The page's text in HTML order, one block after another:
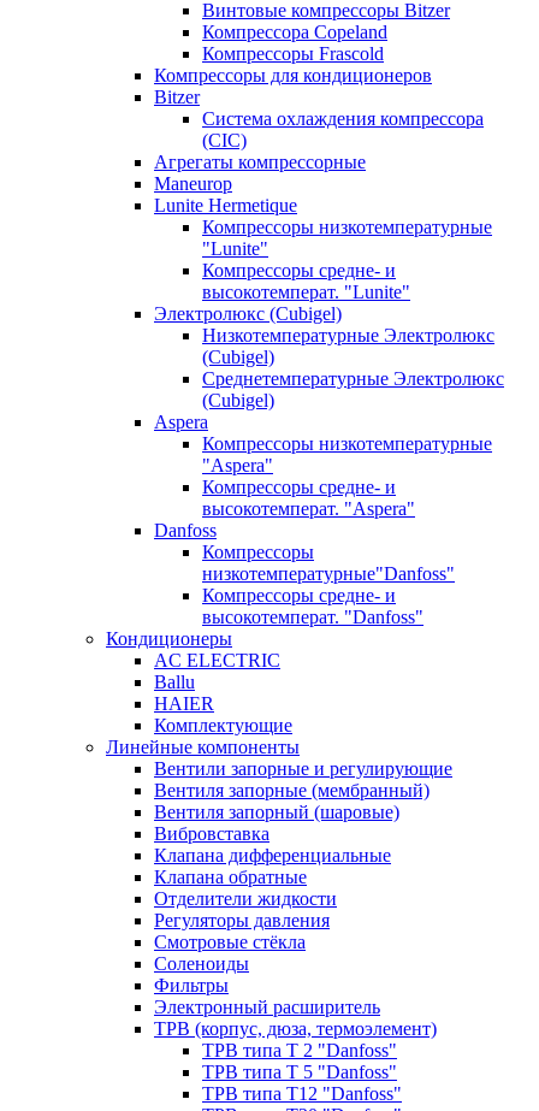
Винтовые компрессоры Bitzer
Компрессора Copeland
Компрессоры Frascold
Компрессоры для кондиционеров
Bitzer
Система охлаждения компрессора
(CIC)
Агрегаты компрессорные
Maneurop
Lunite Hermetique
Компрессоры низкотемпературные
"Lunite"
Компрессоры средне- и
высокотемперат. "Lunite"
Электролюкс (Cubigel)
Низкотемпературные Электролюкс
(Cubigel)
Среднетемпературные Электролюкс
(Cubigel)
Aspera
Компрессоры низкотемпературные
"Aspera"
Компрессоры средне- и
высокотемперат. "Aspera"
Danfoss
Компрессоры
низкотемпературные"Danfoss"
Компрессоры средне- и
высокотемперат. "Danfoss"
Кондиционеры
AC ELECTRIC
Ballu
HAIER
Комплектующие
Линейные компоненты
Вентили запорные и регулирующие
Вентиля запорные (мембранный)
Вентиля запорный (шаровые)
Вибровставка
Клапана дифференциальные
Клапана обратные
Отделители жидкости
Регуляторы давления
Смотровые стёкла
Соленоиды
Фильтры
Электронный расширитель
ТРВ (корпус, дюза, термоэлемент)
ТРВ типа Т 2 "Danfoss"
ТРВ типа Т 5 "Danfoss"
ТРВ типа Т12 "Danfoss"